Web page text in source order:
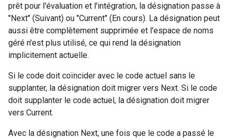
prêt pour l'évaluation et l'intégration, la désignation passe à
"Next" (Suivant) ou "Current" (En cours). La désignation peut
aussi être complètement supprimée et l'espace de noms
géré n'est plus utilisé, ce qui rend la désignation
implicitement actuelle.
Si le code doit coïncider avec le code actuel sans le
supplanter, la désignation doit migrer vers Next. Si le code
doit supplanter le code actuel, la désignation doit migrer
vers Current.
Avec la désignation Next, une fois que le code a passé le